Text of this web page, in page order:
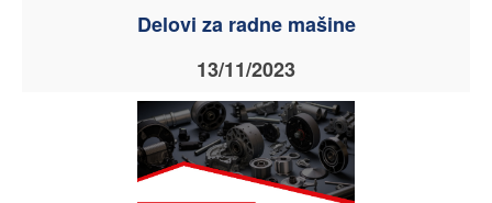
Delovi za radne mašine
13/11/2023